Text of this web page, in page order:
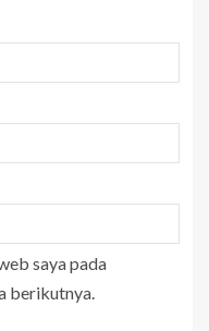
saya pada
berikutnya.